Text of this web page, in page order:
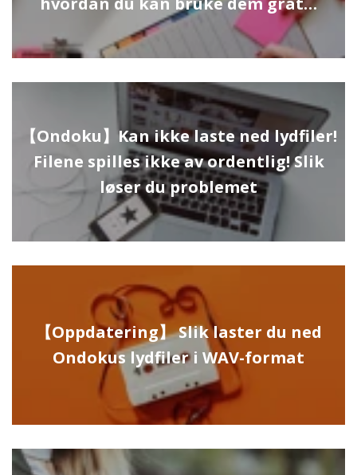
【Ondoku】Kan ikke laste ned lydfiler!
Filene spilles ikke av ordentlig! Slik
løser du problemet
【Oppdatering】 Slik laster du ned
Ondokus lydfiler i WAV-format